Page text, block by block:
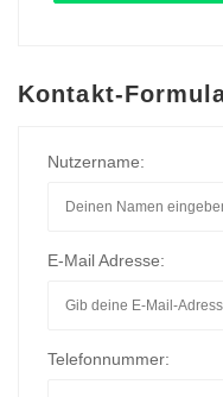
Kontakt-
Nutzername:
E-Mail Adresse:
Telefonnummer: